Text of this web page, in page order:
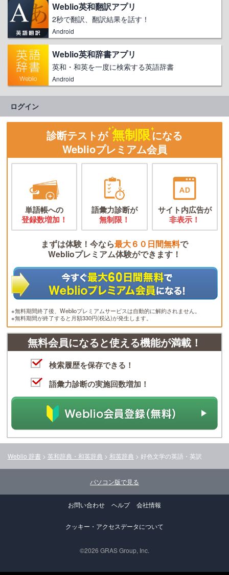
Weblio英和翻訳アプリ
2秒で翻訳、翻訳結果を話す！
Android
Weblio英和辞書アプリ
英和・和英を一度に検索する英語辞書
Android
ログイン
診断テストが 無制限になる
Weblioプレミアム会員
単語帳への
登録数増加！
語彙力診断が
無制限！
サイト内広告が
非表示！
まずは体験！今なら最大６０日間無料で
Weblioプレミアム体験ができます！
※無料期間終了後、Weblioプレミアムサービスは自動的に解約されません。
※無料期間が終了すると月額330円(税込)が発生します。
無料会員になると使える機能が満載！
検索履歴を保存できる！
語彙力診断の実施回数増加！
Weblio 辞書 > 英和辞典・和英辞典 > 和英辞典 > 好色文学の英語・英訳
パソコン版で見る
お問い合わせ ヘルプ 会社情報
クッキー・アクセスデータについて
©2026 GRAS Group, Inc.